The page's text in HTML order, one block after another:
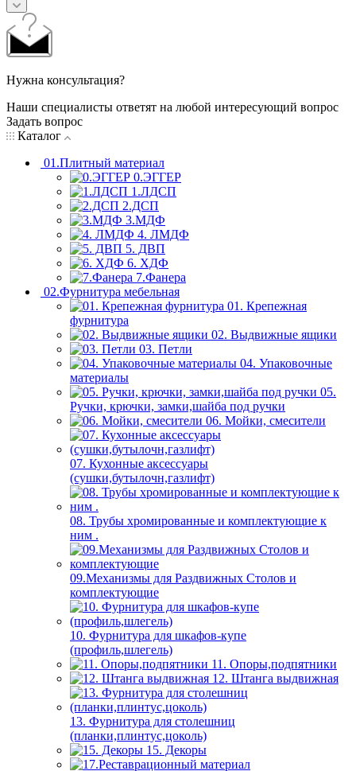
Нужна консультация?
Наши специалисты ответят на любой интересующий вопрос
Задать вопрос
Каталог
01.Плитный материал
0.ЭГГЕР
1.ЛДСП
2.ДСП
3.МДФ
4. ЛМДФ
5. ДВП
6. ХДФ
7.Фанера
02.Фурнитура мебельная
01. Крепежная
фурнитура
02. Выдвижные ящики
03. Петли
04. Упаковочные
материалы
05.
Ручки, крючки, замки,шайба под ручки
06. Мойки, смесители
07. Кухонные аксессуары
(сушки,бутылочн,газлифт)
08. Трубы хромированные и комплектующие к
ним .
09.Механизмы для Раздвижных Столов и
комплектующие
10. Фурнитура для шкафов-купе
(профиль,шлегель)
11. Опоры,подпятники
12. Штанга выдвижная
13. Фурнитура для столешниц
(планки,плинтус,цоколь)
15. Декоры